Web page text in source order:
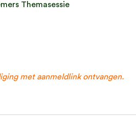
Themasessie
met aanmeldlink ontvangen.